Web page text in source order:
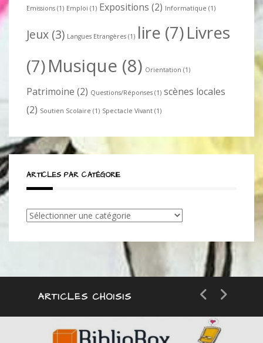
Emissions (1) Emploi (1) Expositions (2) Informatique (1)
Jeux (3) Langues Etrangères (1) lire (7)Livres
(7)Musique (8) Orientation (1)
Patrimoine (2) Questions/Réponses (1) scènes locales
(2) Soutien Scolaire (1) Spectacle Vivant (1)
ARTICLES PAR CATÉGORIE
Articles
ARTICLES CHOISIS